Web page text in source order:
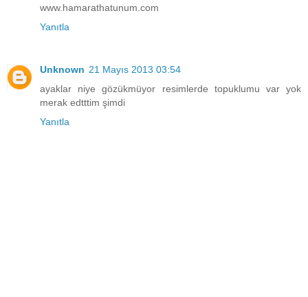
www.hamarathatunum.com
Yanıtla
Unknown 21 Mayıs 2013 03:54
ayaklar niye gözükmüyor resimlerde topuklumu var yok
merak edtttim şimdi
Yanıtla